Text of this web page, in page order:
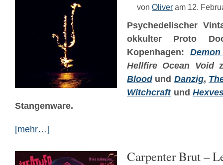
von Oliver am 12.
Psychedelischer
okkulter Proto
Kopenhagen:
Hellfire Ocean Void
Bloodund Danzig,
Witchcraftund
Stangenware.
[mehr…]
Carpenter Brut –